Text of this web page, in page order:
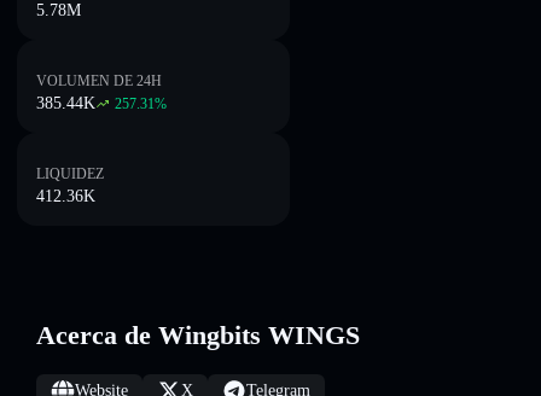
5.78M
VOLUMEN DE 24H
385.44K 257.31%
LIQUIDEZ
412.36K
Acerca de Wingbits WINGS
Website X Telegram